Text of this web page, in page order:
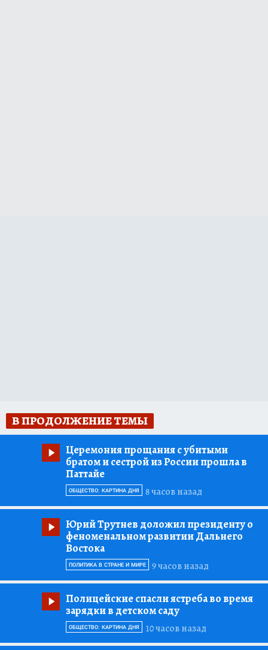
В ПРОДОЛЖЕНИЕ ТЕМЫ
Церемония прощания с убитыми
братом и сестрой из России прошла в
Паттайе
8 часов назад
ОБЩЕСТВО: КАРТИНА ДНЯ
Юрий Трутнев доложил президенту о
феноменальном развитии Дальнего
Востока
9 часов назад
ПОЛИТИКА В СТРАНЕ И МИРЕ
Полицейские спасли ястреба во время
зарядки в детском саду
10 часов назад
ОБЩЕСТВО: КАРТИНА ДНЯ